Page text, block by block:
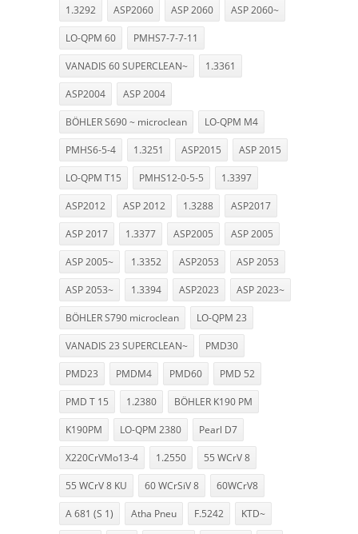
1.3292 ASP2060 ASP 2060 ASP 2060~
LO-QPM 60 PMHS7-7-7-11
VANADIS 60 SUPERCLEAN~ 1.3361
ASP2004 ASP 2004
BÖHLER S690 ~ microclean LO-QPM M4
PMHS6-5-4 1.3251 ASP2015 ASP 2015
LO-QPM T15 PMHS12-0-5-5 1.3397
ASP2012 ASP 2012 1.3288 ASP2017
ASP 2017 1.3377 ASP2005 ASP 2005
ASP 2005~ 1.3352 ASP2053 ASP 2053
ASP 2053~ 1.3394 ASP2023 ASP 2023~
BÖHLER S790 microclean LO-QPM 23
VANADIS 23 SUPERCLEAN~ PMD30
PMD23 PMDM4 PMD60 PMD 52
PMD T 15 1.2380 BÖHLER K190 PM
K190PM LO-QPM 2380 Pearl D7
X220CrVMo13-4 1.2550 55 WCrV 8
55 WCrV 8 KU 60 WCrSiV 8 60WCrV8
A 681 (S 1) Atha Pneu F.5242 KTD~